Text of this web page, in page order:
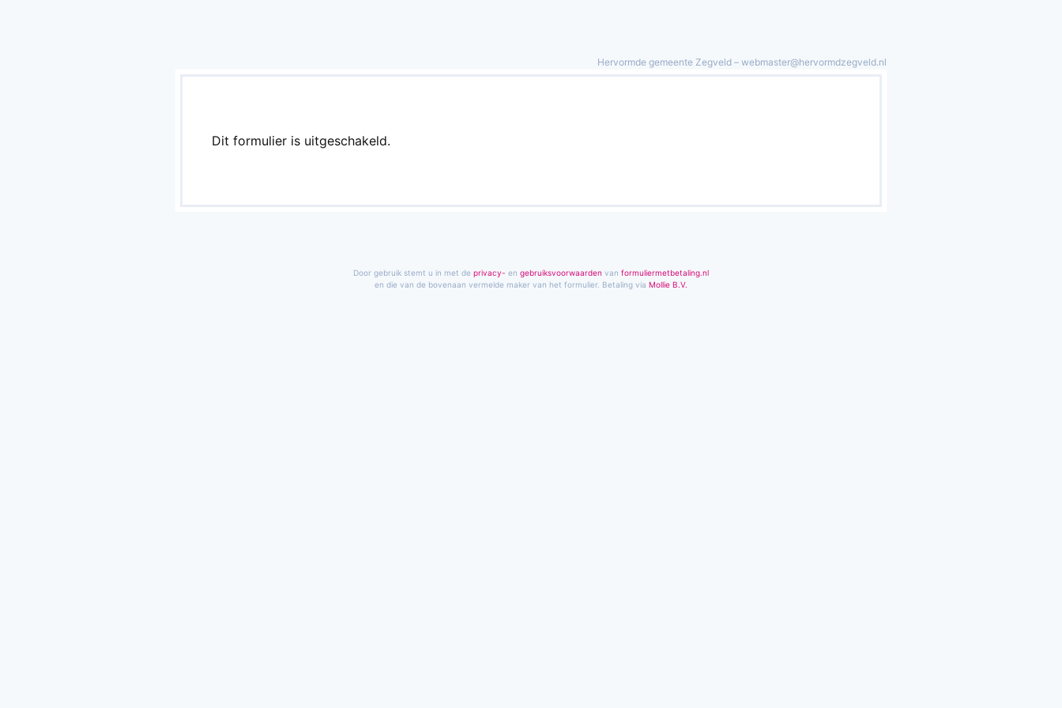
Hervormde gemeente Zegveld – webmaster@hervormdzegveld.nl
Dit formulier is uitgeschakeld.
Door gebruik stemt u in met de privacy- en gebruiks­voorwaarden van formuliermetbetaling.nl
en die van de bovenaan vermelde maker van het formulier. Betaling via Mollie B.V.